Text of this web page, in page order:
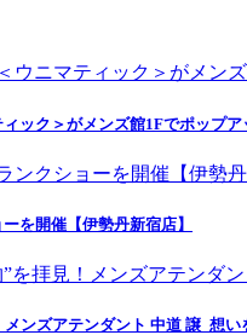
ック＞がメンズ館1Fでポップア
を開催【伊勢丹新宿店】
メンズアテンダント 中道 譲_想